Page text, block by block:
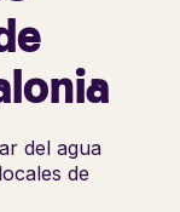
del agua
de